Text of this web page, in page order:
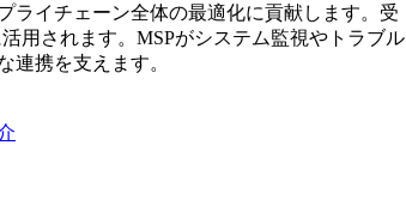
ライチェーン全体の最適化に貢献します。受
用されます。MSPがシステム監視やトラブル
連携を支えます。